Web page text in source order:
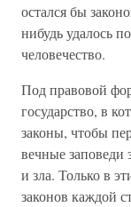
остался бы
нибудь удалось
человечество.
Под правовой
государство, в
законы, чтобы
вечные
и зла. Только в
законов каждой